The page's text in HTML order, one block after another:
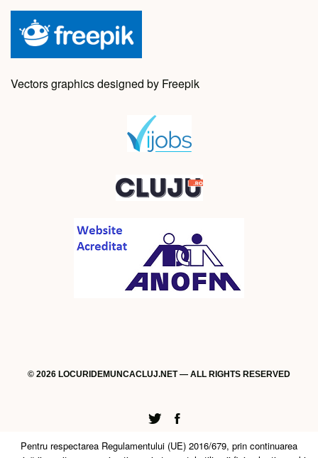
Vectors graphics designed by Freepik
© 2026 LOCURIDEMUNCACLUJ.NET — ALL RIGHTS RESERVED
Twitter
Facebook
Pentru respectarea Regulamentului (UE) 2016/679, prin continuarea